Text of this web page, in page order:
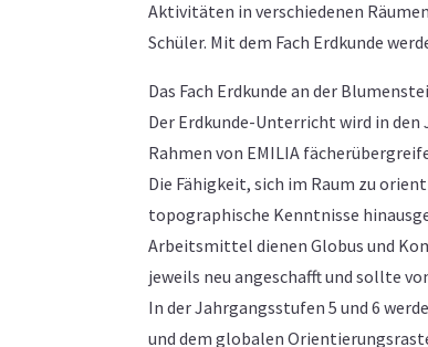
Aktivitäten in verschiedenen
Schüler. Mit dem Fach Erdkunde
Das Fach Erdkunde an der
Der Erdkunde-Unterricht wird in
Rahmen von EMILIA
Die Fähigkeit, sich im Raum zu
topographische Kenntnisse
Arbeitsmittel dienen Globus und
jeweils neu angeschafft und sollte
In der Jahrgangsstufen 5 und 6
und dem globalen